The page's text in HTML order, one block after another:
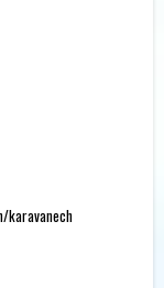
karavanech